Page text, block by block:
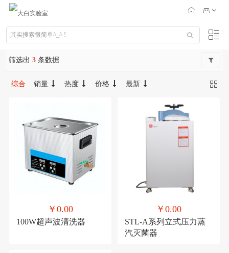
筛选出 3 条数据
综合 销量 热度 价格 最新
￥0.00
100W超声波清洗器
￥0.00
STL-A系列立式压力蒸
汽灭菌器